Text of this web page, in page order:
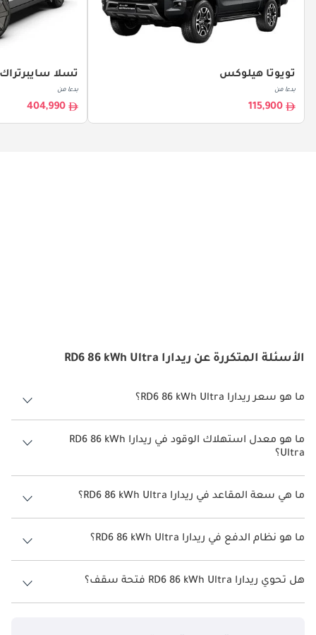
تويوتا هيلوكس
بدءا من
115,900
تسلا سايبرتراك
بدءا من
404,990
الأسئلة المتكررة عن ريدارا RD6 86 kWh Ultra
ما هو سعر ريدارا RD6 86 kWh Ultra؟
سعر ريدارا RD6 86 kWh Ultra هو درهم 169,500.
ما هو معدل استهلاك الوقود في ريدارا RD6 86 kWh
Ultra؟
يبلغ معدل استهلاك الوقود المقترح من الشركة المصنعة لسيارة ريدارا RD6
2026 من 420 كم - 455 كم.
ما هي سعة المقاعد في ريدارا RD6 86 kWh Ultra؟
تتسع ريدارا RD6 86 kWh Ultra لأ 5 أشخاص.
ما هو نظام الدفع في ريدارا RD6 86 kWh Ultra؟
نظام الدفع في ريدارا RD6 Four Wheel Drive 86 kWh Ultra.
هل تحوي ريدارا RD6 86 kWh Ultra فتحة سقف؟
نعم توفر ريدارا RD6 86 kWh Ultra فتحة السقف كخيار.